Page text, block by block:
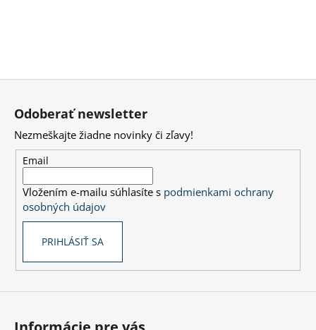
Odoberať newsletter
Nezmeškajte žiadne novinky či zľavy!
Email
Vložením e-mailu súhlasíte s podmienkami ochrany
osobných údajov
PRIHLÁSIŤ SA